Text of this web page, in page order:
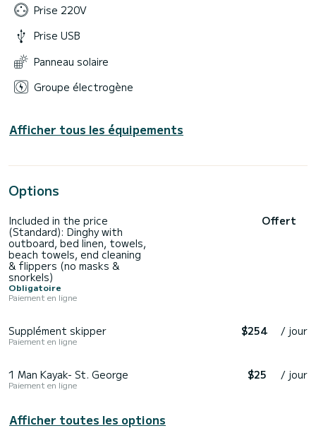
Prise 220V
Prise USB
Panneau solaire
Groupe électrogène
Afficher tous les équipements
Options
Included in the price
(Standard): Dinghy with
outboard, bed linen, towels,
beach towels, end cleaning
& flippers (no masks &
snorkels)
Obligatoire
Paiement en ligne
Offert
Supplément skipper
Paiement en ligne
$254 / jour
1 Man Kayak- St. George
Paiement en ligne
$25 / jour
Afficher toutes les options